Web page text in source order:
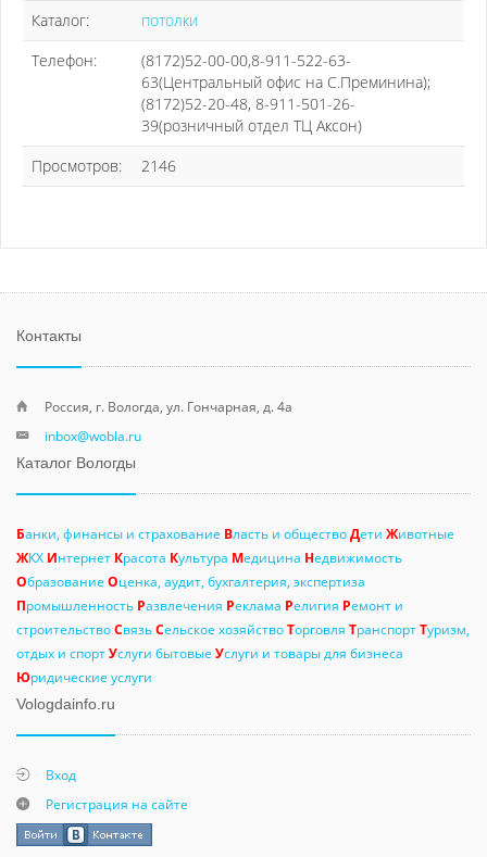
Каталог:
потолки
Телефон:
(8172)52-00-00,8-911-522-63-
63(Центральный офис на С.Преминина);
(8172)52-20-48, 8-911-501-26-
39(розничный отдел ТЦ Аксон)
Просмотров:
2146
Контакты
Россия, г. Вологда, ул. Гончарная, д. 4а
inbox@wobla.ru
Каталог Вологды
Банки, финансы и страхование Власть и обществоДети Животные
ЖКХ Интернет Красота Культура Медицина Недвижимость
Образование Оценка, аудит, бухгалтерия, экспертиза
Промышленность Развлечения Реклама Религия Ремонт и
строительствоСвязьСельское хозяйствоТорговля ТранспортТуризм,
отдых и спортУслуги бытовые Услуги и товары для бизнеса
Юридические услуги
Vologdainfo.ru
Вход
Регистрация на сайте